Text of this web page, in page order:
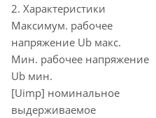
2. Характеристики
Максимум. рабочее
напряжение Ub макс.
Мин. рабочее напряжение
Ub мин.
[Uimp] номинальное
выдерживаемое